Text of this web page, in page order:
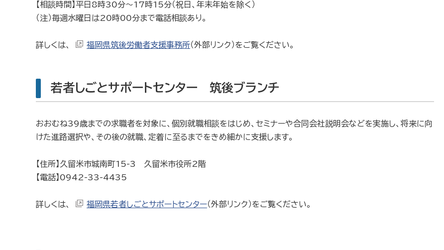
【相談時間】平日8時30分〜17時15分（祝日、年末年始を除く）
（注）毎週水曜日は20時00分まで電話相談あり。
詳しくは、 福岡県筑後労働者支援事務所（外部リンク）をご覧ください。
若者しごとサポートセンター 筑後ブランチ
おおむね39歳までの求職者を対象に、個別就職相談をはじめ、セミナーや合同会社説明会などを実施し、将来に向
けた進路選択や、その後の就職、定着に至るまでをきめ細かに支援します。
【住所】久留米市城南町15-3 久留米市役所2階
【電話】0942-33-4435
詳しくは、 福岡県若者しごとサポートセンター（外部リンク）をご覧ください。